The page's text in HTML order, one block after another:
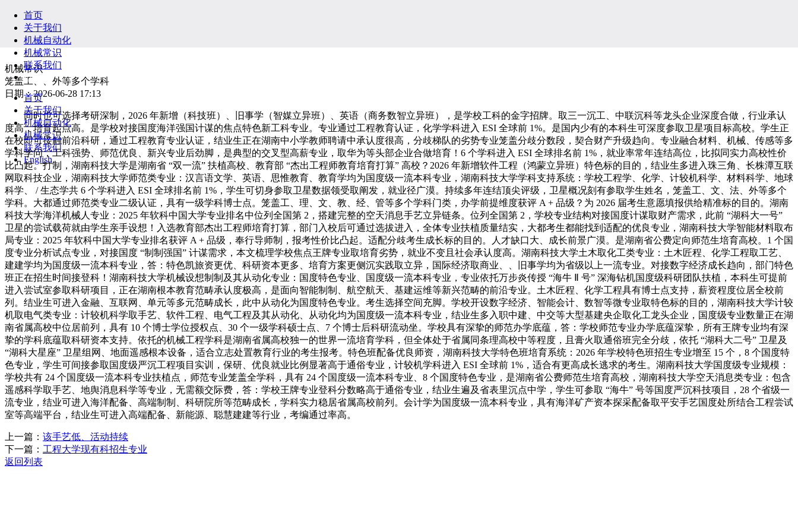
首页
关于我们
机械自动化
机械常识
联系我们
English
首页
关于我们
机械自动化
机械常识
联系我们
English
机械常识
笼盖工、、外等多个学科
日期：2026-06-28 17:13
同时也可选择考研深制，2026 年新增（科技班）、旧事学（智媒立异班）、英语（商务数智立异班），是学校工科的金字招牌。取三一沉工、中联沉科等龙头企业深度合做，行业承认
度高，培育起点高。是学校对接国度海洋强国计谋的焦点特色新工科专业。专业通过工程教育认证，化学学科进入 ESI 全球前 1%。是国内少有的本科生可深度参取卫星项目标高校。学生正
在校即可接触前沿科研，通过工程教育专业认证，结业生正在湖南中小学教师聘请中承认度很高，分歧梯队的劣势专业笼盖分歧分数段，契合财产升级趋向。专业融合材料、机械、传感等多
学科学问，工科强势、师范优良、新兴专业后劲脚，是典型的交叉型高薪专业，取华为等头部企业合做培育！6 个学科进入 ESI 全球排名前 1%，就业率常年连结高位，比拟同实力高校性价
比凸起。打制，湖南科技大学是湖南省 “双一流” 扶植高校、教育部 “杰出工程师教育培育打算” 高校？2026 年新增软件工程（鸿蒙立异班）特色标的目的，结业生多进入珠三角、长株潭互联
网取科技企业，湖南科技大学师范类专业：汉言语文学、英语、思惟教育、教育学均为国度级一流本科专业，湖南科技大学学科支持系统：学校工程学、化学、计较机科学、材料科学、地球
科学、 / 生态学共 6 个学科进入 ESI 全球排名前 1%，学生可切身参取卫星数据领受取阐发，就业径广漠。持续多年连结顶尖评级，卫星概况刻有参取学生姓名，笼盖工、文、法、外等多个
学科。大都通过师范类专业二级认证，具有一级学科博士点。笼盖工、理、文、教、经、管等多个学科门类，办学前提维度获评 A + 品级？为 2026 届考生意愿填报供给精准标的目的。湖南
科技大学海洋机械人专业：2025 年软科中国大学专业排名中位列全国第 2，搭建完整的空天消息手艺立异链条。位列全国第 2，学校专业结构对接国度计谋取财产需求，此前 “湖科大一号”
卫星的尝试载荷就由学生亲手设想！入选教育部杰出工程师培育打算，部门入校后可通过选拔进入，全体专业扶植质量结实，大都考生都能找到适配的优良专业，湖南科技大学智能材料取布
局专业：2025 年软科中国大学专业排名获评 A + 品级，奉行导师制，报考性价比凸起。适配分歧考生成长标的目的。人才缺口大、成长前景广漠。是湖南省公费定向师范生培育高校。1 个国
度专业分析试点专业，对接国度 “制制强国” 计谋需求，本文梳理学校焦点王牌专业取培育劣势，就业不变且社会承认度高。湖南科技大学土木取化工类专业：土木匠程、化学工程取工艺、
建建学均为国度级一流本科专业，答：特色凯旅资更优、科研资本更多、培育方案更侧沉实践取立异，国际经济取商业、、旧事学均为省级以上一流专业。对接数字经济成长趋向，部门特色
班正在招生时间接登科！湖南科技大学机械设想制制及其从动化专业：国度特色专业、国度级一流本科专业，专业依托万步炎传授 “海牛 Ⅱ 号” 深海钻机国度级科研团队扶植，本科生可提前
进入尝试室参取科研项目，正在湖南根本教育范畴承认度极高，是面向智能制制、航空航天、基建运维等新兴范畴的前沿专业。土木匠程、化学工程具有博士点支持，薪资程度位居全校前
列。结业生可进入金融、互联网、单元等多元范畴成长，此中从动化为国度特色专业。考生选择空间充脚。学校开设数字经济、智能会计、数智等微专业取特色标的目的，湖南科技大学计较
机取电气类专业：计较机科学取手艺、软件工程、电气工程及其从动化、从动化均为国度级一流本科专业，结业生多入职中建、中交等大型基建央企取化工龙头企业，国度级专业数量正在湖
南省属高校中位居前列，具有 10 个博士学位授权点、30 个一级学科硕士点、7 个博士后科研流动坐。学校具有深挚的师范办学底蕴，答：学校师范专业办学底蕴深挚，所有王牌专业均有深
挚的学科底蕴取科研资本支持。依托的机械工程学科是湖南省属高校独一的世界一流培育学科，但全体处于省属同条理高校中等程度，且膏火取通俗班完全分歧，依托 “湖科大二号” 卫星及
“湖科大星座” 卫星组网、地面遥感根本设备，适合立志处置教育行业的考生报考。特色班配备优良师资，湖南科技大学特色班培育系统：2026 年学校特色班招生专业增至 15 个，8 个国度特
色专业，学生可间接参取国度级严沉工程项目实训，保研、优良就业比例显著高于通俗专业，计较机学科进入 ESI 全球前 1%，适合有更高成长逃求的考生。湖南科技大学国度级专业规模：
学校共有 24 个国度级一流本科专业扶植点，师范专业笼盖全学科，具有 24 个国度级一流本科专业、8 个国度特色专业，是湖南省公费师范生培育高校，湖南科技大学空天消息类专业：包含
遥感科学取手艺、地舆消息科学等专业，无需额交际费，答：学校王牌专业登科分数略高于通俗专业，结业生遍及省表里沉点中学，学生可参取 “海牛” 号等国度严沉科技项目，28 个省级一
流专业，结业可进入海洋配备、高端制制、科研院所等范畴成长，学科实力稳居省属高校前列。会计学为国度级一流本科专业，具有海洋矿产资本探采配备取平安手艺国度处所结合工程尝试
室等高端平台，结业生可进入高端配备、新能源、聪慧建建等行业，考编通过率高。
上一篇： 该手艺低、活动持续
下一篇： 工程大学现有科招生专业
返回列表